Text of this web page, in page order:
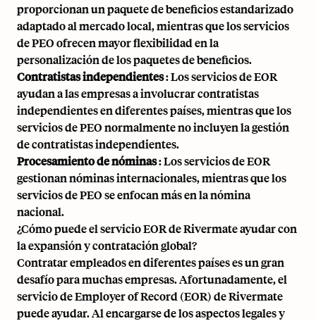
proporcionan un paquete de beneficios estandarizado
adaptado al mercado local, mientras que los servicios
de PEO ofrecen mayor flexibilidad en la
personalización de los paquetes de beneficios.
Contratistas independientes: Los servicios de EOR
ayudan a las empresas a involucrar contratistas
independientes en diferentes países, mientras que los
servicios de PEO normalmente no incluyen la gestión
de contratistas independientes.
Procesamiento de nóminas: Los servicios de EOR
gestionan nóminas internacionales, mientras que los
servicios de PEO se enfocan más en la nómina
nacional.
¿Cómo puede el servicio EOR de Rivermate ayudar con
la expansión y contratación global?
Contratar empleados en diferentes países es un gran
desafío para muchas empresas. Afortunadamente, el
servicio de Employer of Record (EOR) de Rivermate
puede ayudar. Al encargarse de los aspectos legales y